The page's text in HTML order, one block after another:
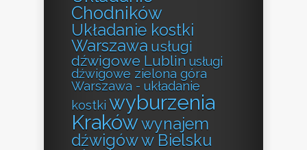
Chodników
Układanie kostki
Warszawa usługi
dźwigowe Lublin usługi
dźwigowe zielona góra
Warszawa - układanie
kostki wyburzenia
Krakówwynajem
dźwigów w Bielsku